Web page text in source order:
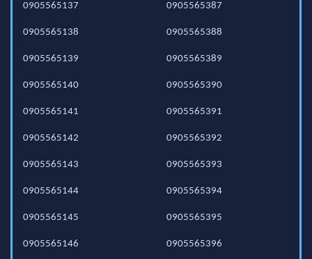
0905565137
0905565138
0905565139
0905565140
0905565141
0905565142
0905565143
0905565144
0905565145
0905565146
0905565387
0905565388
0905565389
0905565390
0905565391
0905565392
0905565393
0905565394
0905565395
0905565396